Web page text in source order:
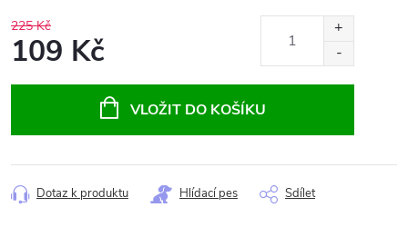
225 Kč
109 Kč
VLOŽIT DO KOŠÍKU
Dotaz k produktu Hlídací pes Sdílet